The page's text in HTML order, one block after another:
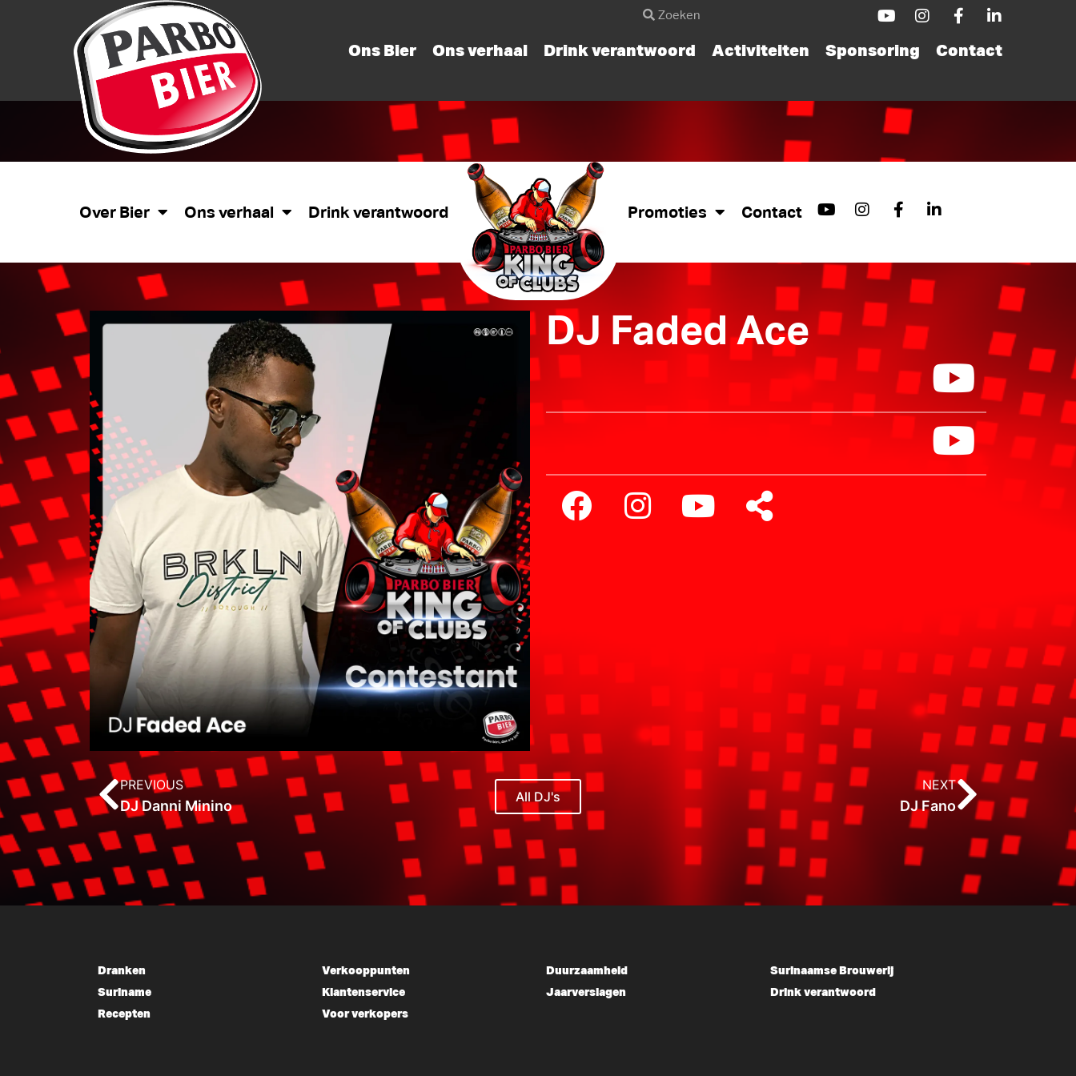
Ons Bier Ons verhaal Drink verantwoord Activiteiten Sponsoring Contact
Over Bier Ons verhaal Drink verantwoord Promoties Contact
DJ Faded Ace
PREVIOUS
DJ Danni Minino
All DJ's
NEXT
DJ Fano
Dranken
Suriname
Recepten
Verkooppunten
Klantenservice
Voor verkopers
Duurzaamheid
Jaarverslagen
Surinaamse Brouwerij
Drink verantwoord